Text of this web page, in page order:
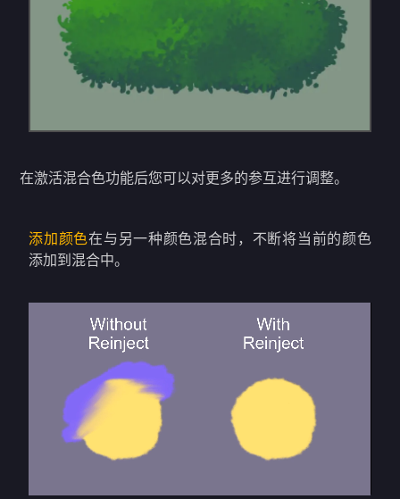
在激活混合色功能后您可以对更多的参互进行调整。
添加颜色在与另一种颜色混合时，不断将当前的颜色
添加到混合中。